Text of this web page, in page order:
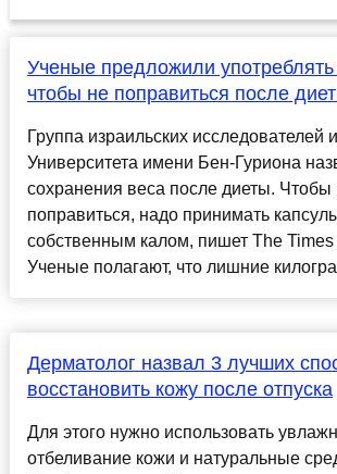
Ученые предложили
чтобы не поправиться после
Группа израильских исследователей
Университета имени Бен-Гуриона
сохранения веса после диеты. Чтобы
поправиться, надо принимать
собственным калом, пишет The Times
Ученые полагают, что лишние
Дерматолог назвал 3 лучших
восстановить кожу после отпуска
Для этого нужно использовать
отбеливание кожи и натуральные